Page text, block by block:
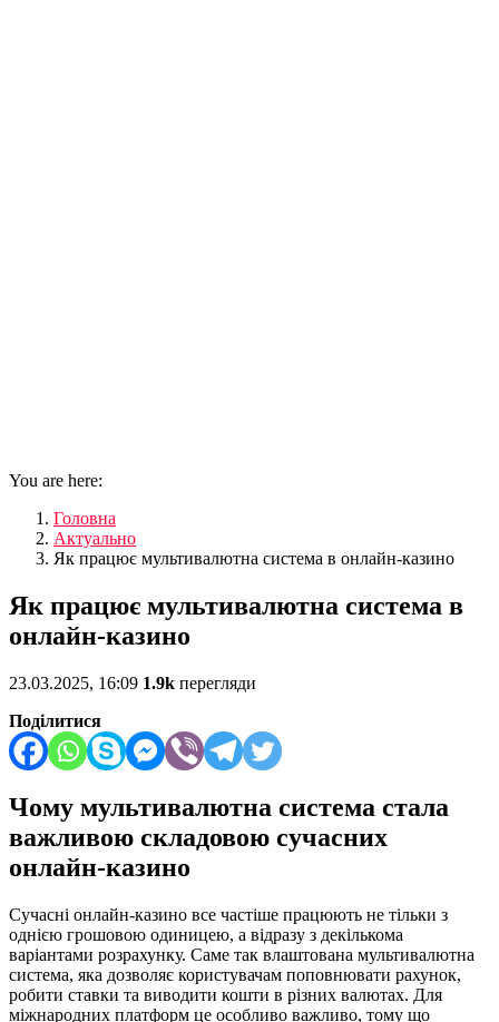
You are here:
Головна
Актуально
Як працює мультивалютна система в онлайн-казино
Як працює мультивалютна система в
онлайн-казино
23.03.2025, 16:09 1.9k перегляди
Поділитися
Чому мультивалютна система стала
важливою складовою сучасних
онлайн-казино
Сучасні онлайн-казино все частіше працюють не тільки з
однією грошовою одиницею, а відразу з декількома
варіантами розрахунку. Саме так влаштована мультивалютна
система, яка дозволяє користувачам поповнювати рахунок,
робити ставки та виводити кошти в різних валютах. Для
міжнародних платформ це особливо важливо, тому що